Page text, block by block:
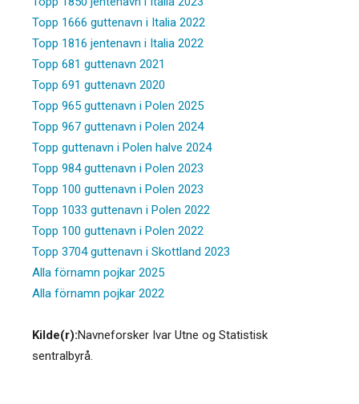
Topp 1666 guttenavn i Italia 2022
Topp 1816 jentenavn i Italia 2022
Topp 681 guttenavn 2021
Topp 691 guttenavn 2020
Topp 965 guttenavn i Polen 2025
Topp 967 guttenavn i Polen 2024
Topp guttenavn i Polen halve 2024
Topp 984 guttenavn i Polen 2023
Topp 100 guttenavn i Polen 2023
Topp 1033 guttenavn i Polen 2022
Topp 100 guttenavn i Polen 2022
Topp 3704 guttenavn i Skottland 2023
Alla förnamn pojkar 2025
Alla förnamn pojkar 2022
Kilde(r):Navneforsker Ivar Utne og Statistisk
sentralbyrå.